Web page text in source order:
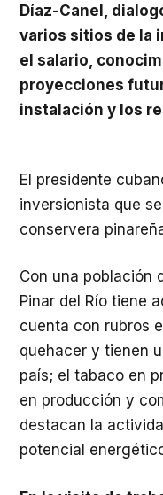
Díaz-Canel,
varios sitios de la
el salario,
proyecciones
instalación y los
El presidente
inversionista que
conservera
Con una población
Pinar del Río tiene
cuenta con rubros
quehacer y tienen
país; el tabaco en
en producción y
destacan la
potencial